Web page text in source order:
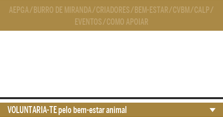
AEPGA/ BURRO DE MIRANDA/CRIADORES/ BEM-ESTAR/CVBM/CALP/
EVENTOS/COMO APOIAR
VOLUNTARIA-TE pelo bem-estar animal